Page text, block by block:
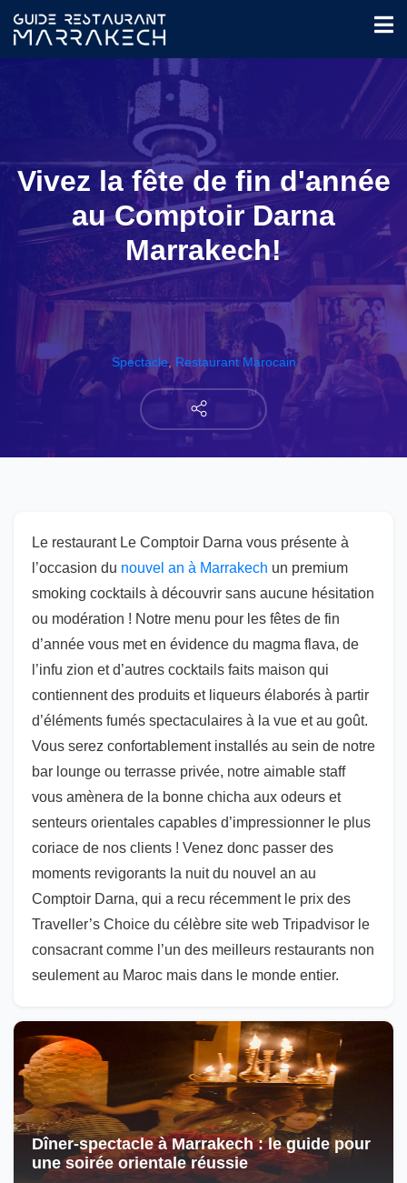
Vivez la fête de fin d'année
au Comptoir Darna
Marrakech!
Spectacle, Restaurant Marocain
Le restaurant Le Comptoir Darna vous présente à
l’occasion du nouvel an à Marrakech un premium
smoking cocktails à découvrir sans aucune hésitation
ou modération ! Notre menu pour les fêtes de fin
d’année vous met en évidence du magma flava, de
l’infu zion et d’autres cocktails faits maison qui
contiennent des produits et liqueurs élaborés à partir
d’éléments fumés spectaculaires à la vue et au goût.
Vous serez confortablement installés au sein de notre
bar lounge ou terrasse privée, notre aimable staff
vous amènera de la bonne chicha aux odeurs et
senteurs orientales capables d’impressionner le plus
coriace de nos clients ! Venez donc passer des
moments revigorants la nuit du nouvel an au
Comptoir Darna, qui a recu récemment le prix des
Traveller’s Choice du célèbre site web Tripadvisor le
consacrant comme l’un des meilleurs restaurants non
seulement au Maroc mais dans le monde entier.
Dîner-spectacle à Marrakech : le guide pour
une soirée orientale réussie